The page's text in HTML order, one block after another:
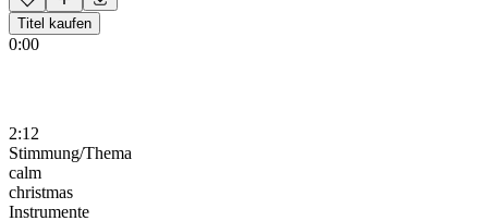
Titel kaufen
0:00
2:12
Stimmung/Thema
calm
christmas
Instrumente